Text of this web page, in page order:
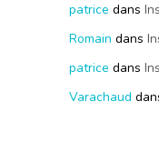
patrice dans
Romain dans
patrice dans
Varachaud